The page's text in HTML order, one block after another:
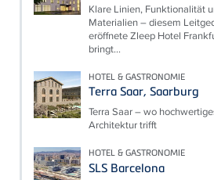
Klare Linien, Funktionalität
Materialien – diesem
eröffnete Zleep Hotel
bringt...
HOTEL & GASTRONOMIE
Terra Saar, Saarburg
Terra Saar – wo
Architektur trifft
HOTEL & GASTRONOMIE
SLS Barcelona